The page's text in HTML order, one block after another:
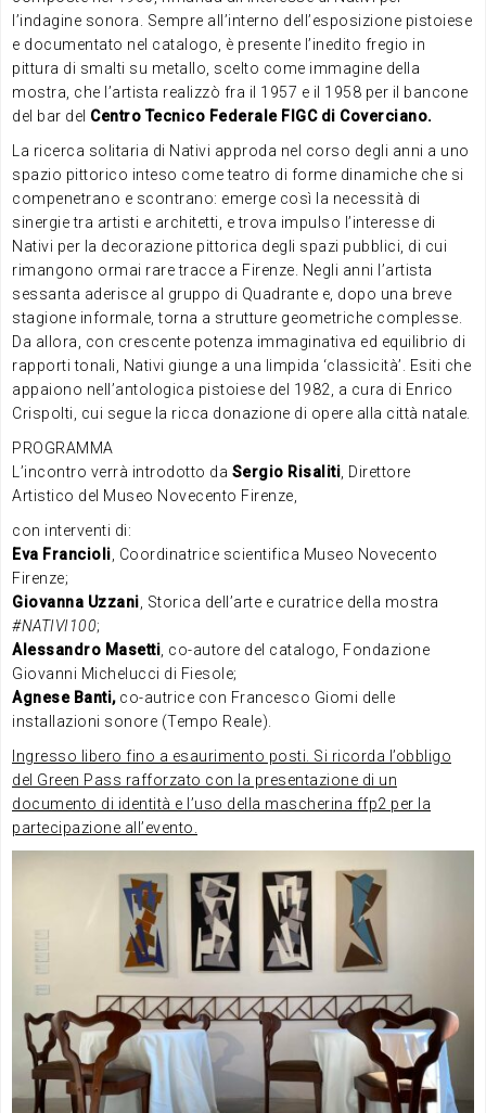
l’indagine sonora. Sempre all’interno dell’esposizione pistoiese
e documentato nel catalogo, è presente l’inedito fregio in
pittura di smalti su metallo, scelto come immagine della
mostra, che l’artista realizzò fra il 1957 e il 1958 per il bancone
del bar del Centro Tecnico Federale FIGC di Coverciano.
La ricerca solitaria di Nativi approda nel corso degli anni a uno
spazio pittorico inteso come teatro di forme dinamiche che si
compenetrano e scontrano: emerge così la necessità di
sinergie tra artisti e architetti, e trova impulso l’interesse di
Nativi per la decorazione pittorica degli spazi pubblici, di cui
rimangono ormai rare tracce a Firenze. Negli anni l’artista
sessanta aderisce al gruppo di Quadrante e, dopo una breve
stagione informale, torna a strutture geometriche complesse.
Da allora, con crescente potenza immaginativa ed equilibrio di
rapporti tonali, Nativi giunge a una limpida ‘classicità’. Esiti che
appaiono nell’antologica pistoiese del 1982, a cura di Enrico
Crispolti, cui segue la ricca donazione di opere alla città natale.
PROGRAMMA
L’incontro verrà introdotto da Sergio Risaliti , Direttore
Artistico del Museo Novecento Firenze,
con interventi di:
Eva Francioli , Coordinatrice scientifica Museo Novecento
Firenze;
Giovanna Uzzani , Storica dell’arte e curatrice della mostra
#NATIVI100;
Alessandro Masetti , co-autore del catalogo, Fondazione
Giovanni Michelucci di Fiesole;
Agnese Banti, co-autrice con Francesco Giomi delle
installazioni sonore (Tempo Reale).
Ingresso libero fino a esaurimento posti. Si ricorda l’obbligo
del Green Pass rafforzato con la presentazione di un
documento di identità e l’uso della mascherina ffp2 per la
partecipazione all’evento.